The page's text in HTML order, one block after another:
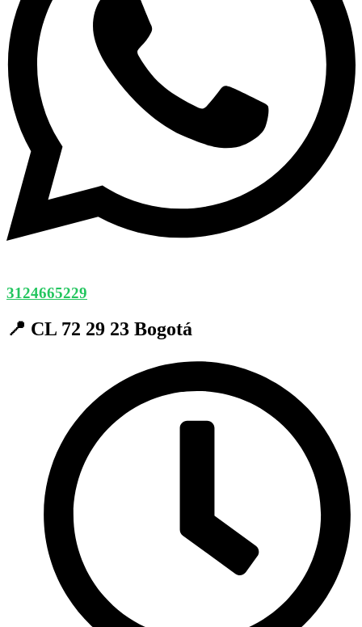
3124665229
📍 CL 72 29 23 Bogotá